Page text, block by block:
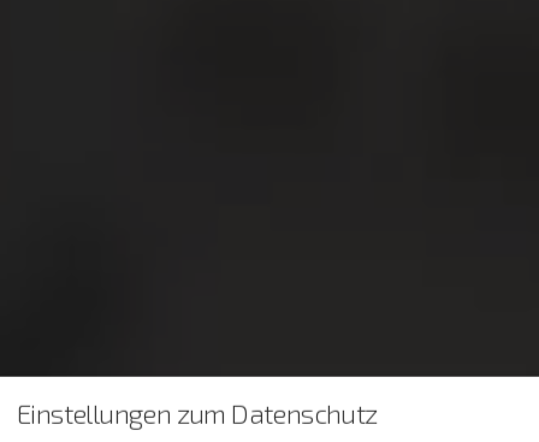
Einstellungen zum Datenschutz